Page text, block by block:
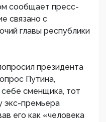
сообщает пресс-
связано с
главы республики
президента
Путина,
сменщика, тот
экс-премьера
его как «человека